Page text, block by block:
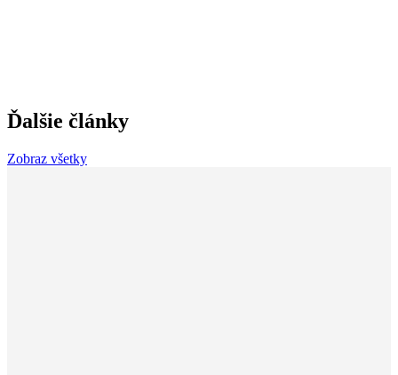
Ďalšie články
Zobraz všetky